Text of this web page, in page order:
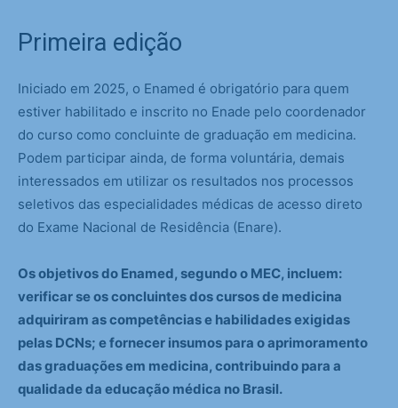
Primeira edição
Iniciado em 2025, o Enamed é obrigatório para quem
estiver habilitado e inscrito no Enade pelo coordenador
do curso como concluinte de graduação em medicina.
Podem participar ainda, de forma voluntária, demais
interessados em utilizar os resultados nos processos
seletivos das especialidades médicas de acesso direto
do Exame Nacional de Residência (Enare).
Os objetivos do Enamed, segundo o MEC, incluem:
verificar se os concluintes dos cursos de medicina
adquiriram as competências e habilidades exigidas
pelas DCNs; e fornecer insumos para o aprimoramento
das graduações em medicina, contribuindo para a
qualidade da educação médica no Brasil.